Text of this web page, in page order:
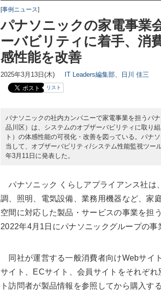
[事例ニュース]
パナソニックの家電事業
ーバビリティに着手、消
感性能を改善
2025年3月13日(木) IT Leaders編集部、日川 佳三
リスト
パナソニックの社内カンパニーで家電事業を担うパ
品川区）は、システムのオブザーバビリティに取り
ト）の体感性能の可視化・改善を図っている。パナ
当して、オブザーバビリティ/システム性能監視ツー
年3月11日に発表した。
パナソニック くらしアプライアンス社は
調、照明、電気設備、業務用機器など、家
空間に対応した製品・サービスの事業を担
2022年4月1日にパナソニックグループの事
同社が運営する一般消費者向けWebサイ
サイト、ECサイト、会員サイトをそれぞ
ト訪問者が製品情報を参照してから購入す